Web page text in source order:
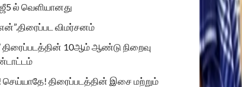
ல் வெளியானது
விமர்சனம்
திரைப்படத்தின் 10ஆம் ஆண்டு நிறைவு
செய்யாதே! திரைப்படத்தின் இசை மற்றும்